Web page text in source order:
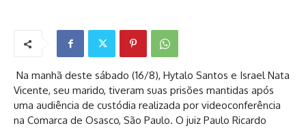
Na manhã deste sábado (16/8), Hytalo Santos e Israel Nata
Vicente, seu marido, tiveram suas prisões mantidas após
uma audiência de custódia realizada por videoconferência
na Comarca de Osasco, São Paulo. O juiz Paulo Ricardo